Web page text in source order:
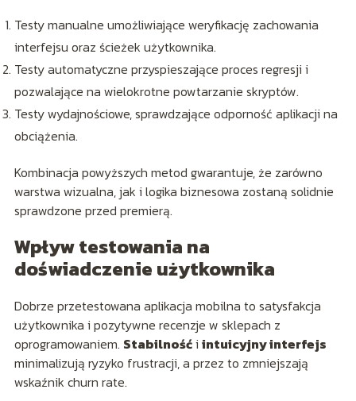
Testy manualne umożliwiające weryfikację zachowania
interfejsu oraz ścieżek użytkownika.
Testy automatyczne przyspieszające proces regresji i
pozwalające na wielokrotne powtarzanie skryptów.
Testy wydajnościowe, sprawdzające odporność aplikacji na
obciążenia.
Kombinacja powyższych metod gwarantuje, że zarówno
warstwa wizualna, jak i logika biznesowa zostaną solidnie
sprawdzone przed premierą.
Wpływ testowania na
doświadczenie użytkownika
Dobrze przetestowana aplikacja mobilna to satysfakcja
użytkownika i pozytywne recenzje w sklepach z
oprogramowaniem. Stabilnośći intuicyjny interfejs
minimalizują ryzyko frustracji, a przez to zmniejszają
wskaźnik churn rate.